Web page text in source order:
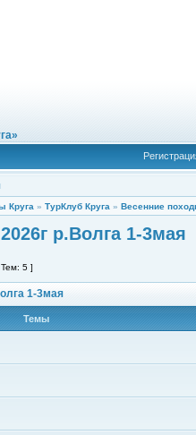
Круга » ТурКлуб Круга » Весенние
р.Волга 1-3мая
5 ]
1-3мая
Темы